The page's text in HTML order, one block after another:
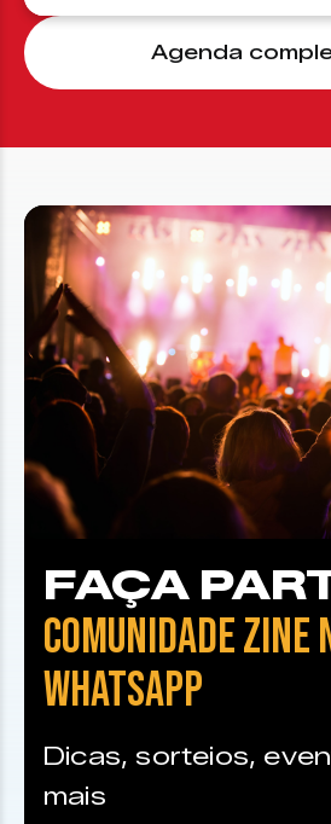
Agenda
FAÇA
COMUNIDADE ZINE
WHATSAPP
Dicas, sorteios,
mais